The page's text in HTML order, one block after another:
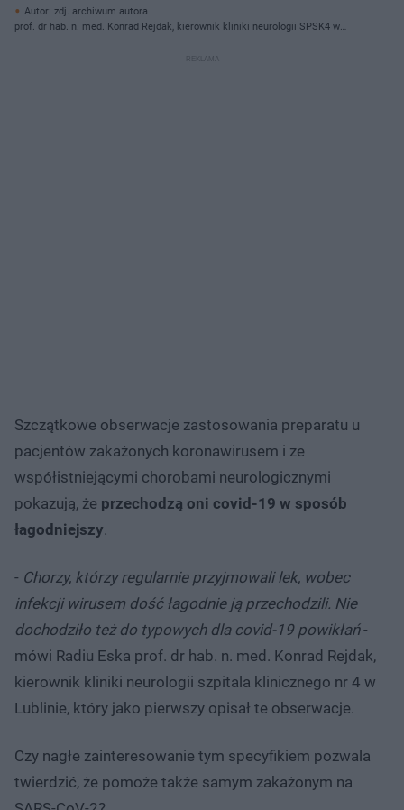
Autor: zdj. archiwum autora
prof. dr hab. n. med. Konrad Rejdak, kierownik kliniki neurologii SPSK4 w
Szczątkowe obserwacje zastosowania preparatu u
pacjentów zakażonych koronawirusem i ze
współistniejącymi chorobami neurologicznymi
pokazują, że przechodzą oni covid-19 w sposób
łagodniejszy.
- Chorzy, którzy regularnie przyjmowali lek, wobec
infekcji wirusem dość łagodnie ją przechodzili. Nie
dochodziło też do typowych dla covid-19 powikłań-
mówi Radiu Eska prof. dr hab. n. med. Konrad Rejdak,
kierownik kliniki neurologii szpitala klinicznego nr 4 w
Lublinie, który jako pierwszy opisał te obserwacje.
Czy nagłe zainteresowanie tym specyfikiem pozwala
twierdzić, że pomoże także samym zakażonym na